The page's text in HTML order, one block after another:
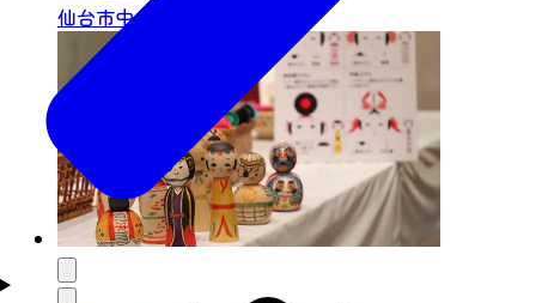
仙台市中心部